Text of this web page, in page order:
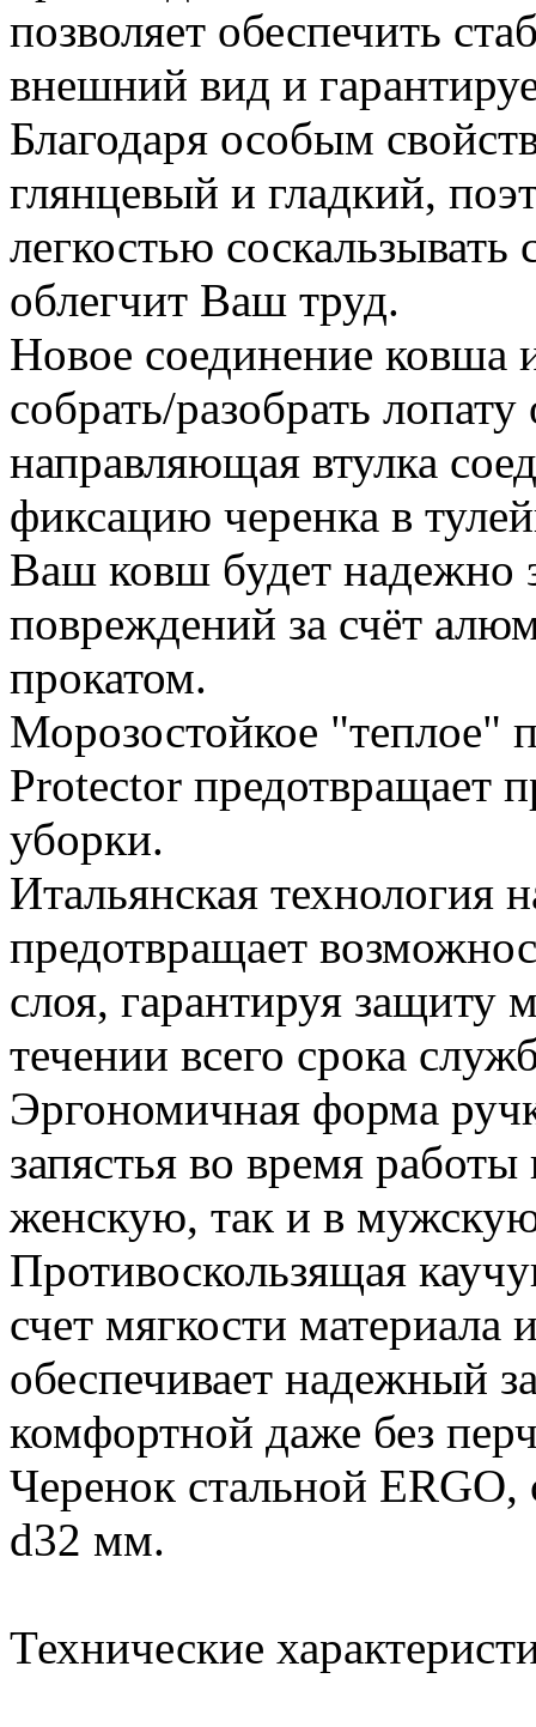
позволяет обеспечить
внешний вид и
Благодаря особым
глянцевый и гладкий,
легкостью соскальзывать
облегчит Ваш труд.
Новое соединение ковша
собрать/разобрать
направляющая втулка
фиксацию черенка в
Ваш ковш будет надежно
повреждений за счёт
прокатом.
Морозостойкое "теплое"
Protector предотвращает
уборки.
Итальянская технология
предотвращает
слоя, гарантируя защиту
течении всего срока
Эргономичная форма
запястья во время
женскую, так и в
Противоскользящая
счет мягкости
обеспечивает надежный
комфортной даже без
Черенок стальной
d32 мм.
Технические